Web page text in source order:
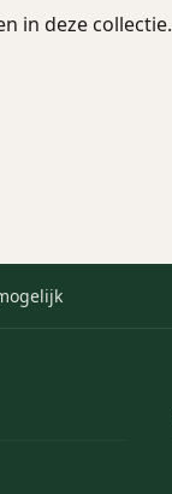
in deze collectie.